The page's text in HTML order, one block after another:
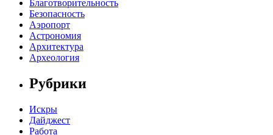
Благотворительность
Безопасность
Аэропорт
Астрономия
Архитектура
Археология
Рубрики
Искры
Дайджест
Работа